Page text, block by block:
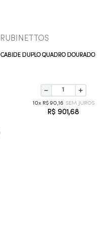
RUBINETTOS
CABIDE DUPLO QUADRO DOURADO
＋
－
10 R$ 90,16
R$ 901 ,68